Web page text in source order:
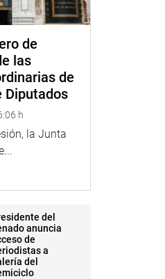
de
las
de
Diputados
h
la Junta
del
anuncia
de
a
del